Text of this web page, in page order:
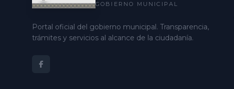
GOBIERNO MUNICIPAL
Portal oficial del gobierno municipal. Transparencia,
trámites y servicios al alcance de la ciudadanía.